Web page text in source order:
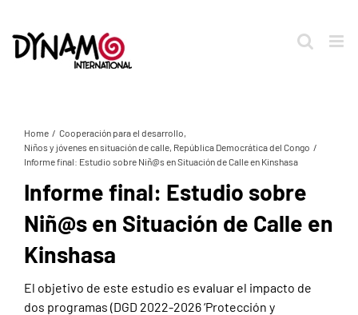
contenido
Home
Cooperación para el desarrollo
Niños y jóvenes en situación de calle República Democrática del Congo
Informe final: Estudio sobre Niñ@s en Situación de Calle en Kinshasa
Informe final: Estudio sobre
Niñ@s en Situación de Calle en
Kinshasa
El objetivo de este estudio es evaluar el impacto de
dos programas (DGD 2022-2026 ‘Protección y